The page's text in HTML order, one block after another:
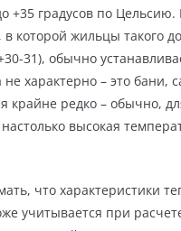
+35 градусов по
которой жильцы такого
31), обычно
не характерно – это
крайне редко – обычно,
настолько высокая
что характеристики
учитывается при